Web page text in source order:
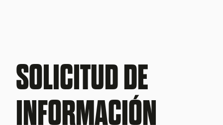
SOLICITUD DE
INFORMACIÓN